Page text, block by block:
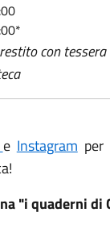
con
e Instagram
"i quaderni di